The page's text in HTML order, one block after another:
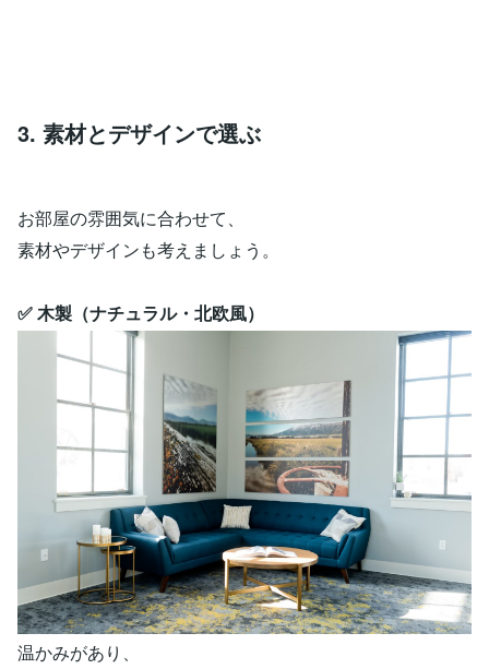
3. 素材とデザインで選ぶ
お部屋の雰囲気に合わせて、
素材やデザインも考えましょう。
✅ 木製（ナチュラル・北欧風）
温かみがあり、